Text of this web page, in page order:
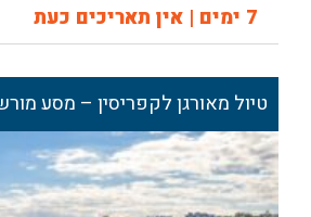
7 ימים | אין תאריכים כעת
טיול מאורגן לקפריסין – מסע